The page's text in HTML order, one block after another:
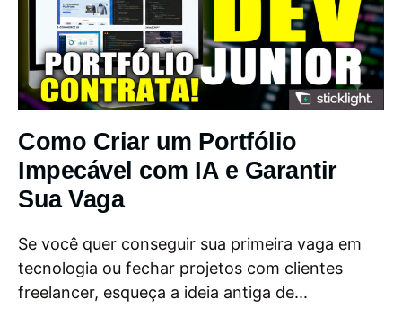
Como Criar um Portfólio
Impecável com IA e Garantir
Sua Vaga
Se você quer conseguir sua primeira vaga em
tecnologia ou fechar projetos com clientes
freelancer, esqueça a ideia antiga de...